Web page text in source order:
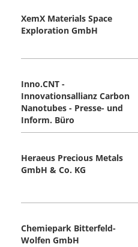
XemX Materials Space
Exploration GmbH
Inno.CNT -
Innovationsallianz Carbon
Nanotubes - Presse- und
Inform. Büro
Heraeus Precious Metals
GmbH & Co. KG
Chemiepark Bitterfeld-
Wolfen GmbH